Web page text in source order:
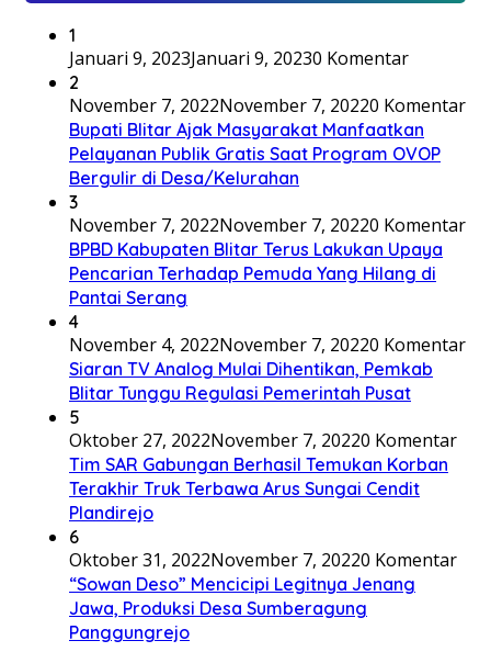
1
Januari 9, 2023Januari 9, 20230 Komentar
2
November 7, 2022November 7, 20220 Komentar
Bupati Blitar Ajak Masyarakat Manfaatkan
Pelayanan Publik Gratis Saat Program OVOP
Bergulir di Desa/Kelurahan
3
November 7, 2022November 7, 20220 Komentar
BPBD Kabupaten Blitar Terus Lakukan Upaya
Pencarian Terhadap Pemuda Yang Hilang di
Pantai Serang
4
November 4, 2022November 7, 20220 Komentar
Siaran TV Analog Mulai Dihentikan, Pemkab
Blitar Tunggu Regulasi Pemerintah Pusat
5
Oktober 27, 2022November 7, 20220 Komentar
Tim SAR Gabungan Berhasil Temukan Korban
Terakhir Truk Terbawa Arus Sungai Cendit
Plandirejo
6
Oktober 31, 2022November 7, 20220 Komentar
“Sowan Deso” Mencicipi Legitnya Jenang
Jawa, Produksi Desa Sumberagung
Panggungrejo